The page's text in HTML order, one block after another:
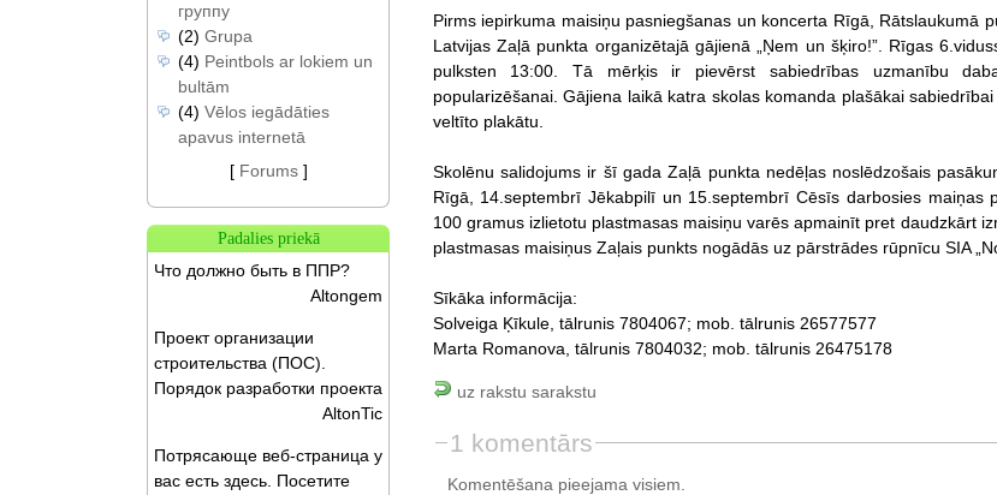
Pirms iepirkuma maisiņu pasniegšanas un koncerta Rīgā, Rātslaukumā
Latvijas Zaļā punkta organizētajā gājienā „Ņem un šķiro!”. Rīgas
pulksten 13:00. Tā mērķis ir pievērst sabiedrības uzmanību
popularizēšanai. Gājiena laikā katra skolas komanda plašākai
veltīto plakātu.
Skolēnu salidojums ir šī gada Zaļā punkta nedēļas noslēdzošais
Rīgā, 14.septembrī Jēkabpilī un 15.septembrī Cēsīs darbosies maiņas
100 gramus izlietotu plastmasas maisiņu varēs apmainīt pret daudzkārt
plastmasas maisiņus Zaļais punkts nogādās uz pārstrādes rūpnīcu SIA
Sīkāka informācija:
Solveiga Ķīkule, tālrunis 7804067; mob. tālrunis 26577577
Marta Romanova, tālrunis 7804032; mob. tālrunis 26475178
uz rakstu sarakstu
1 komentārs
Komentēšana pieejama visiem.
группу
(2) Grupa
(4) Peintbols ar lokiem un
bultām
(4) Vēlos iegādāties
apavus internetā
[ Forums]
Padalies priekā
Что должно быть в ППР?
Altongem
Проект организации
строительства (ПОС).
Порядок разработки проекта
AltonTic
Потрясающе веб-страница у
вас есть здесь. Посетите